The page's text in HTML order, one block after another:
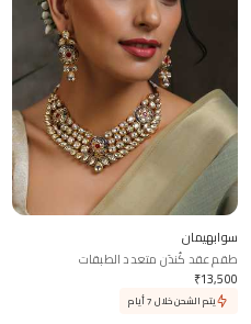
سوابهيمان
طقم عقد كُندَن متعدد الطبقات
₹13,500
يتم الشحن خلال 7 أيام